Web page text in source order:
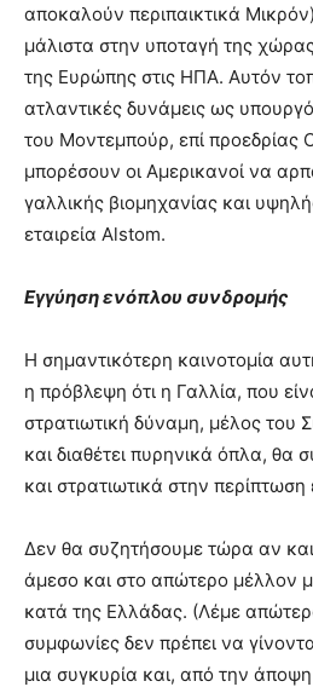
αποκαλούν περιπαικτικά
μάλιστα στην υποταγή της
της Ευρώπης στις ΗΠΑ. Αυτόν
ατλαντικές δυνάμεις ως
του Μοντεμπούρ, επί προεδρίας
μπορέσουν οι Αμερικανοί να
γαλλικής βιομηχανίας και
εταιρεία Alstom.
Εγγύηση ενόπλου συνδρομής
Η σημαντικότερη καινοτομία
η πρόβλεψη ότι η Γαλλία, που
στρατιωτική δύναμη, μέλος του
και διαθέτει πυρηνικά όπλα, θα
και στρατιωτικά στην περίπτωση
Δεν θα συζητήσουμε τώρα αν και
άμεσο και στο απώτερο μέλλον
κατά της Ελλάδας. (Λέμε
συμφωνίες δεν πρέπει να
μια συγκυρία και, από την